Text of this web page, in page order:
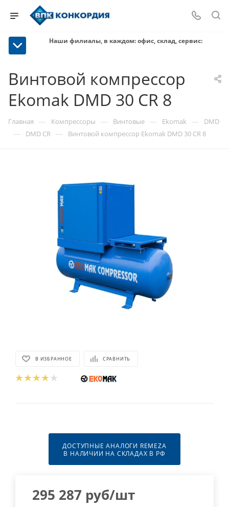
Наши филиалы, в каждом: офис, склад, сервис:
Винтовой компрессор
Ekomak DMD 30 CR 8
Главная — Компрессоры — Винтовые — Ekomak — DMD
— DMD CR — Винтовой компрессор Ekomak DMD 30 CR 8
В ИЗБРАННОЕ СРАВНИТЬ
ДОСТУПНЫЕ АНАЛОГИ REMEZA
В НАЛИЧИИ НА СКЛАДАХ В РФ
295 287 руб/шт